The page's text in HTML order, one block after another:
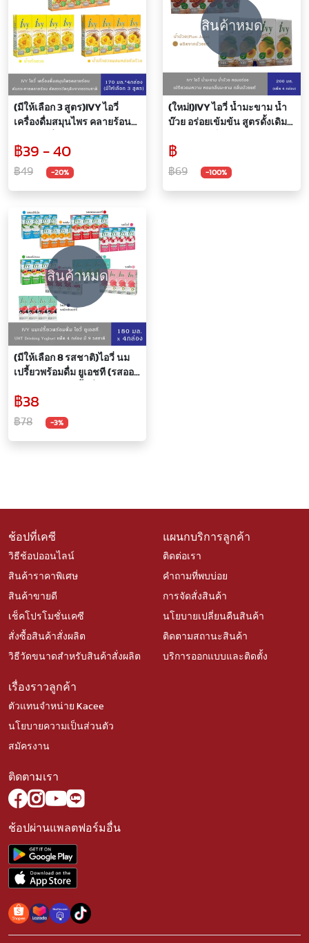
(มีให้เลือก 3 สูตร)IVY ไอวี่
เครื่องดื่มสมุนไพร คลายร้อน
170มล.*แพ็ค4กล่อง
฿39 - 40
฿49 -20%
สินค้าหมด
(ใหม่!)IVY ไอวี่ น้ำมะขาม น้ำ
บ๊วย อร่อยเข้มข้น สูตรดั้งเดิม
฿
฿69 -100%
สินค้าหมด
(มีให้เลือก 8 รสชาติ)ไอวี่ นม
เปรี้ยวพร้อมดื่ม ยูเอชที (รสออริ
เบอร์รี่,โอ้มาย
กีวี,พีช,ส้ม,ทับทิม,มิกซ์เบอร์
รี่)180มล.แพ็ค 4ชิ้น
฿38
฿78 -3%
ช้อปที่เคซี
วิธีช้อปออนไลน์
สินค้าราคาพิเศษ
สินค้าขายดี
เช็คโปรโมชั่นเคซี
สั่งซื้อสินค้าสั่งผลิต
วิธีวัดขนาดสำหรับสินค้าสั่งผลิต
แผนกบริการลูกค้า
ติดต่อเรา
คำถามที่พบบ่อย
การจัดสั่งสินค้า
นโยบายเปลี่ยนคืนสินค้า
ติดตามสถานะสินค้า
บริการออกแบบและติดตั้ง
เรื่องราวลูกค้า
ตัวแทนจำหน่าย Kacee
นโยบายความเป็นส่วนตัว
สมัครงาน
ติดตามเรา
ช้อปผ่านแพลตฟอร์มอื่น